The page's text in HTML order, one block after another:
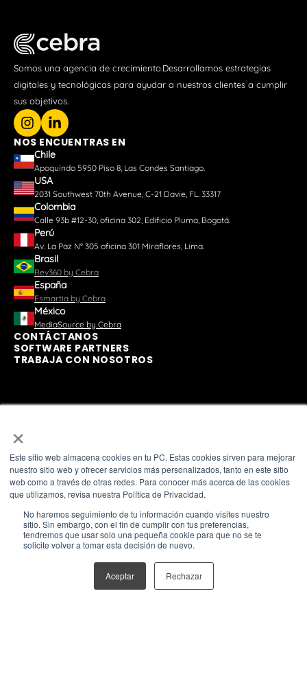
×
Este sitio web almacena cookies en tu PC. Estas cookies sirven para mejorar
nuestro sitio web y ofrecer servicios más personalizados, tanto en este sitio
web como a través de otras redes. Para conocer más acerca de las cookies
que utilizamos, revisa nuestra Política de Privacidad.
No haremos seguimiento de tu información cuando visites nuestro
sitio. Sin embargo, con el fin de cumplir con tus preferencias,
tendremos que usar solo una pequeña cookie para que no se te
solicite volver a tomar esta decisión de nuevo.
Aceptar Rechazar
Somos una agencia de crecimiento.Desarrollamos estrategias
digitales y tecnológicas para ayudar a nuestros clientes a cumplir
sus objetivos.
NOS ENCUENTRAS EN
Chile
Apoquindo 5950 Piso 8, Las Condes Santiago.
USA
2031 Southwest 70th Avenue, C-21 Davie, FL. 33317
Colombia
Calle 93b #12-30, oficina 302, Edificio Pluma, Bogotá.
Perú
Av. La Paz N° 305 oficina 301 Miraflores, Lima.
Brasil
Rev360 by Cebra
España
Esmartia by Cebra
México
MediaSource by Cebra
CONTÁCTANOS
SOFTWARE PARTNERS
TRABAJA CON NOSOTROS
ASOCIACIONES
CONTENT CREATION